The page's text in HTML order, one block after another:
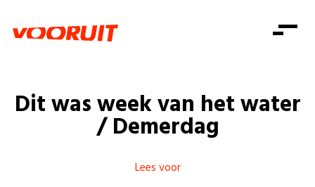
Zorg
Gelijke kansen
Welzijn
Onze mensen
Standpunten
Vacatures
Doe mee
Doe mee
Word lid
Shop
Login
Dit was week van het water
/ Demerdag
Lees voor